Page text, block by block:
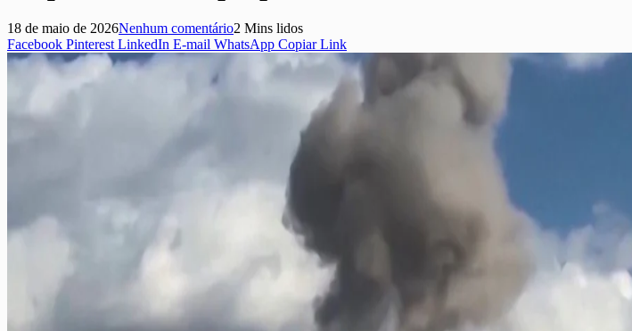
18 de maio de 2026Nenhum comentário2 Mins lidos
Facebook Pinterest LinkedIn E-mail WhatsApp Copiar Link